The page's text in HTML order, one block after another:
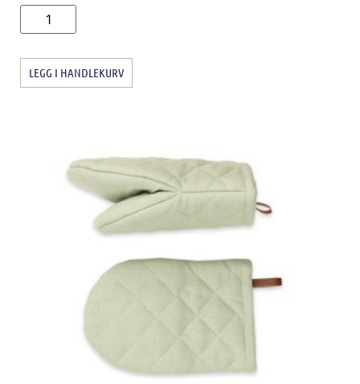
LEGG I HANDLEKURV